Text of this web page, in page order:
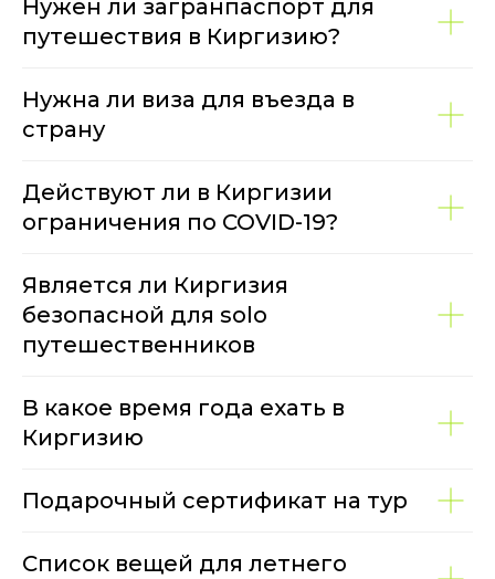
Нужен ли загранпаспорт для
путешествия в Киргизию?
Нужна ли виза для въезда в
страну
Действуют ли в Киргизии
ограничения по COVID-19?
Является ли Киргизия
безопасной для solo
путешественников
В какое время года ехать в
Киргизию
Подарочный сертификат на тур
Список вещей для летнего